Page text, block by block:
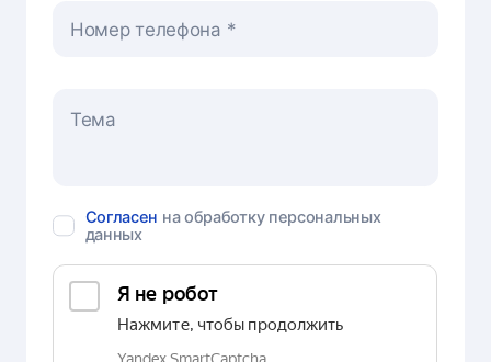
Номер телефона
Согласен на обработку персональных
данных